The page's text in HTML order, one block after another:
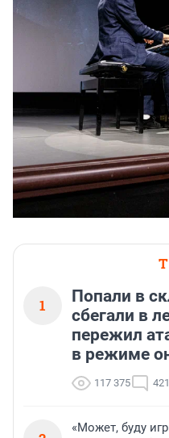
1
Попали в
сбегали в
пережил
в режиме
117 375 421
«Может, буду